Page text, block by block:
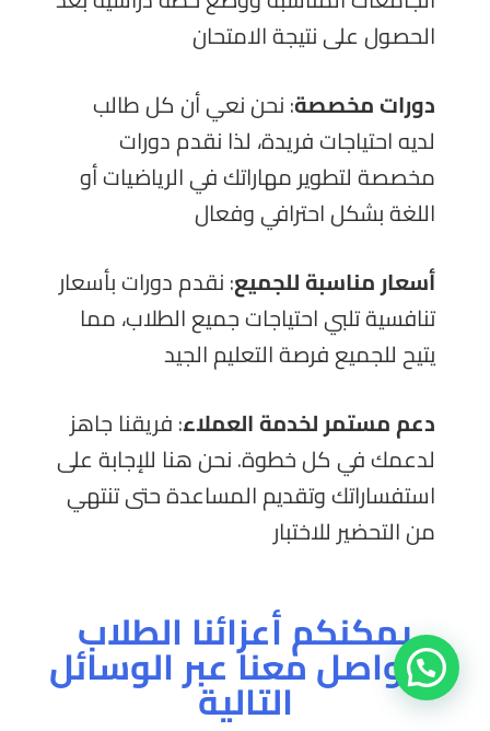
الحصول على نتيجة الامتحان
دورات مخصصة: نحن نعي أن كل طالب
لديه احتياجات فريدة، لذا نقدم دورات
مخصصة لتطوير مهاراتك في الرياضيات أو
اللغة بشكل احترافي وفعال
أسعار مناسبة للجميع: نقدم دورات بأسعار
تنافسية تلبي احتياجات جميع الطلاب، مما
يتيح للجميع فرصة التعليم الجيد
دعم مستمر لخدمة العملاء: فريقنا جاهز
لدعمك في كل خطوة. نحن هنا للإجابة على
استفساراتك وتقديم المساعدة حتى تنتهي
من التحضير للاختبار
يمكنكم أعزائنا الطلاب
التواصل معنا عبر الوسائل
التالية